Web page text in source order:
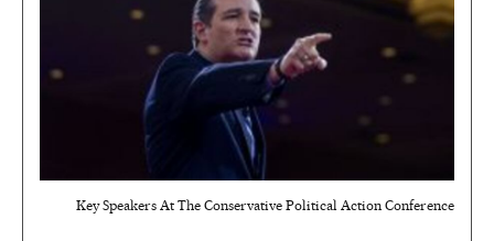
Key Speakers At The Conservative Political Action Conference